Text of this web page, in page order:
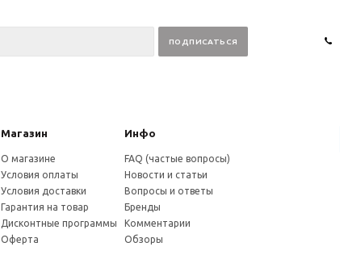
Магазин Инфо
О магазине
Условия оплаты
Условия доставки
Гарантия на товар
Дисконтные программы
Оферта
FAQ (частые вопросы)
Новости и статьи
Вопросы и ответы
Бренды
Комментарии
Обзоры